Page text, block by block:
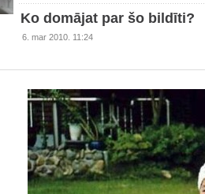
Ko domājat par šo bildīti?
6. mar 2010. 11:24